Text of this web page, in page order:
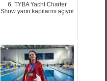
6. TYBA Yacht Charter
Show yarın kapılarını açıyor